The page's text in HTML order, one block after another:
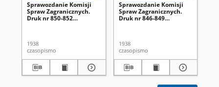
Sprawozdanie Komisji
Spraw Zagranicznych.
Druk nr 850-852
Posiedzenia Sejmu
Rzeczypospolitej z dnia
... (IV Kadencja 1935-
1938)
1938
czasopismo
Sprawozdanie Komisji
Spraw Zagranicznych.
Druk nr 846-849
Posiedzenia Sejmu
Rzeczypospolitej z dnia
... (IV Kadencja 1935-
1938)
1938
czasopismo